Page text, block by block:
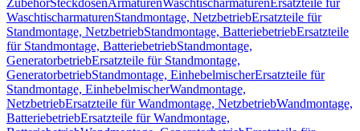
ZubehörSteckdosenArmaturenWaschtischarmaturen Ersatzteile für
WaschtischarmaturenStandmontage, NetzbetriebErsatzteile für
Standmontage, NetzbetriebStandmontage, BatteriebetriebErsatzteile
für Standmontage, BatteriebetriebStandmontage,
GeneratorbetriebErsatzteile für Standmontage,
GeneratorbetriebStandmontage, EinhebelmischerErsatzteile für
Standmontage, EinhebelmischerWandmontage,
NetzbetriebErsatzteile für Wandmontage, NetzbetriebWandmontage,
BatteriebetriebErsatzteile für Wandmontage,